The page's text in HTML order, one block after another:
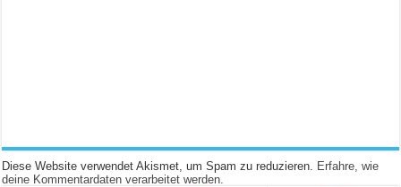
Diese Website verwendet Akismet, um Spam zu reduzieren. Erfahre, wie
deine Kommentardaten verarbeitet werden.